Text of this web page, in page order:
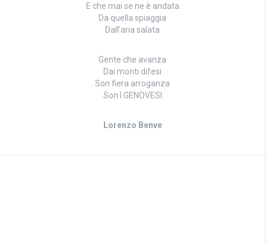
E che mai se ne è andata
Da quella spiaggia
Dall’aria salata
Gente che avanza
Dai monti difesi
Son fiera arroganza
Son I GENOVESI
Lorenzo Benve